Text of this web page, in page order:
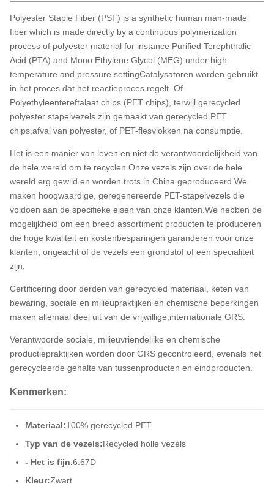
Polyester Staple Fiber (PSF) is a synthetic human man-made
fiber which is made directly by a continuous polymerization
process of polyester material for instance Purified Terephthalic
Acid (PTA) and Mono Ethylene Glycol (MEG) under high
temperature and pressure settingCatalysatoren worden gebruikt
in het proces dat het reactieproces regelt. Of
Polyethyleentereftalaat chips (PET chips), terwijl gerecycled
polyester stapelvezels zijn gemaakt van gerecycled PET
chips,afval van polyester, of PET-flesvlokken na consumptie.
Het is een manier van leven en niet de verantwoordelijkheid van
de hele wereld om te recyclen.Onze vezels zijn over de hele
wereld erg gewild en worden trots in China geproduceerd.We
maken hoogwaardige, geregenereerde PET-stapelvezels die
voldoen aan de specifieke eisen van onze klanten.We hebben de
mogelijkheid om een breed assortiment producten te produceren
die hoge kwaliteit en kostenbesparingen garanderen voor onze
klanten, ongeacht of de vezels een grondstof of een specialiteit
zijn.
Certificering door derden van gerecycled materiaal, keten van
bewaring, sociale en milieupraktijken en chemische beperkingen
maken allemaal deel uit van de vrijwillige,internationale GRS.
Verantwoorde sociale, milieuvriendelijke en chemische
productiepraktijken worden door GRS gecontroleerd, evenals het
gerecycleerde gehalte van tussenproducten en eindproducten.
Kenmerken:
Materiaal:100% gerecycled PET
Typ van de vezels:Recycled holle vezels
- Het is fijn.6.67D
Kleur:Zwart